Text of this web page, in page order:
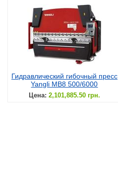
Гидравлический гибочный пресс
Yangli MB8 500/6000
Цена: 2,101,885.50 грн.